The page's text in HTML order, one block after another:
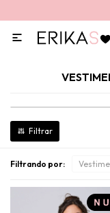

Filtrando por: